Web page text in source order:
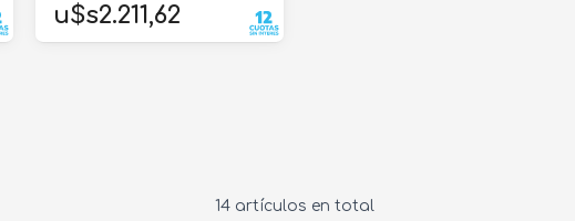
u$s2.211,62
14 artículos en total